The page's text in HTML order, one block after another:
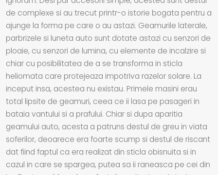
de complexe si au trecut printr-o istorie bogata pentru a
ajunge la forma pe care o au astazi. Geamurile laterale,
parbrizele si luneta auto sunt dotate astazi cu senzori de
ploaie, cu senzori de lumina, cu elemente de incalzire si
chiar cu posibilitatea de a se transforma in sticla
heliomata care protejeaza impotriva razelor solare. La
inceput insa, acestea nu existau. Primele masini erau
total lipsite de geamuri, ceea ce ii lasa pe pasageri in
bataia vantului si a prafului. Chiar si dupa aparitia
geamului auto, acesta a patruns destul de greu in viata
soferilor, deoarece era foarte scump si destul de riscant
dat fiind faptul ca era realizat din sticla obisnuita si in
cazul in care se spargea, putea sa ii raneasca pe cei din